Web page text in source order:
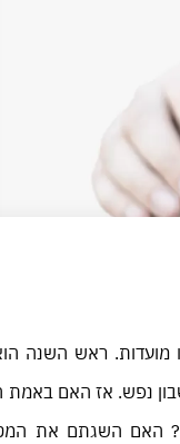
מועדות. ראש השנה
נפש. אז האם
האם השגתם את